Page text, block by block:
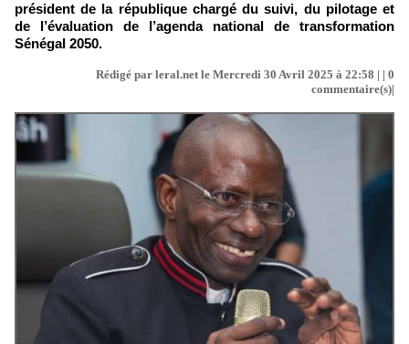
président de la république chargé du suivi, du pilotage et
de l’évaluation de l’agenda national de transformation
Sénégal 2050.
Rédigé par leral.net le Mercredi 30 Avril 2025 à 22:58 | | 0
commentaire(s)|